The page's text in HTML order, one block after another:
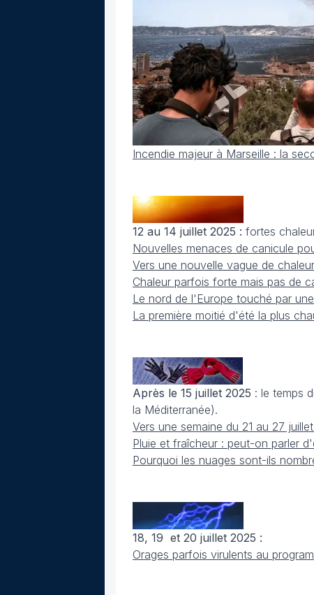
Incendie majeur à Marseille : la
12 au 14 juillet 2025 : fortes
Nouvelles menaces de canicule
Vers une nouvelle vague de
Chaleur parfois forte mais pas de
Le nord de l'Europe touché par
La première moitié d'été la plus
Après le 15 juillet 2025 : le temps
la Méditerranée).
Vers une semaine du 21 au 27
Pluie et fraîcheur : peut-on parler
Pourquoi les nuages sont-ils
18, 19 et 20 juillet 2025 :
Orages parfois virulents au